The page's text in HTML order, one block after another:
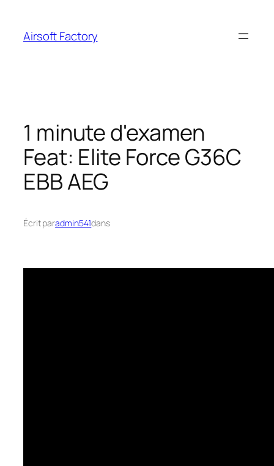
contenu
Airsoft Factory
1 minute d'examen
Feat: Elite Force G36C
EBB AEG
Écrit paradmin541dans